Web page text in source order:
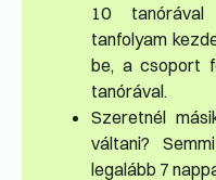
10 tanórával
tanfolyam
be, a csoport
tanórával.
Szeretnél
váltani?
legalább 7